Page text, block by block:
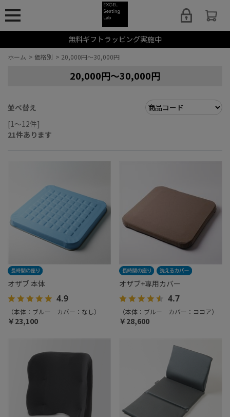
無料ギフトラッピング実施中
20,000円～30,000円
並べ替え
[1～12件]
21件あります
オザブ 本体
4.9
（本体：ブルー カバー：なし）
￥23,100
オザブ+専用カバー
4.7
（本体：ブルー カバー：ココア）
￥28,600
ホーム > 価格別 > 20,000円～30,000円